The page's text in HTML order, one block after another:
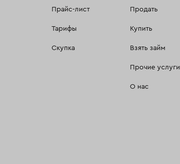
Прайс-лист
Тарифы
Скупка
Продать
Купить
Взять займ
Прочие услуги
О нас